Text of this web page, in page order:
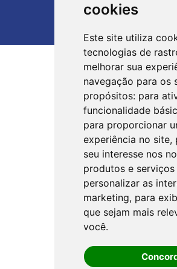
cookies
Este site utiliza
tecnologias de
melhorar sua
navegação para os
propósitos: para
funcionalidade
para proporcionar
experiência no site,
seu interesse nos
produtos e serviços
personalizar as
marketing, para
que sejam mais
você.